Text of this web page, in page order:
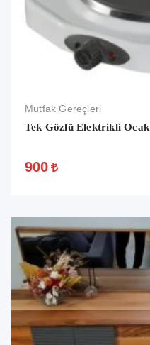
Mutfak Gereçleri
Tek Gözlü Elektrikli Ocak
900